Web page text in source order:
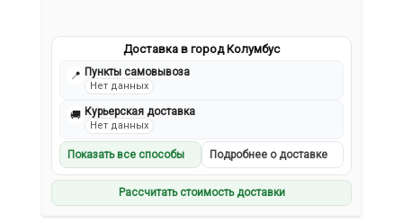
Доставка в город Колумбус
📍 Пункты самовывоза
Нет данных
🚚 Курьерская доставка
Нет данных
Показать все способы Подробнее о доставке
Рассчитать стоимость доставки